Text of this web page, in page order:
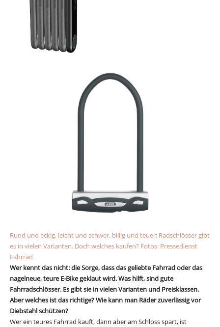
Rund und eckig, leicht und schwer, billig und teuer: Radschlösser gibt
es in vielen Varianten. Doch welches kaufen? Fotos: Pressedienst
Fahrrad
Wer kennt das nicht: die Sorge, dass das geliebte Fahrrad oder das
nagelneue, teure E-Bike geklaut wird. Was hilft, sind gute
Fahrradschlösser. Es gibt sie in vielen Varianten und Preisklassen.
Aber welches ist das richtige? Wie kann man Räder zuverlässig vor
Diebstahl schützen?
Wer ein teures Fahrrad kauft, dann aber am Schloss spart, ist